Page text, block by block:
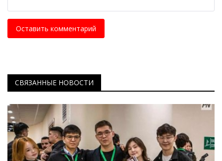
Оставить комментарий
СВЯЗАННЫЕ НОВОСТИ